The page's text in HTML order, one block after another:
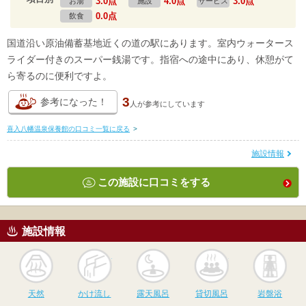
飲食 0.0点
国道沿い原油備蓄基地近くの道の駅にあります。室内ウォータース
ライダー付きのスーパー銭湯です。指宿への途中にあり、休憩がて
ら寄るのに便利ですよ。
参考になった！ 3 人が参考にしています
喜入八幡温泉保養館の口コミ一覧に戻る >
施設情報
この施設に口コミをする
施設情報
天然
かけ流し
かけ流し
露天風呂
露天風呂
貸切風呂
貸切風呂 岩盤浴